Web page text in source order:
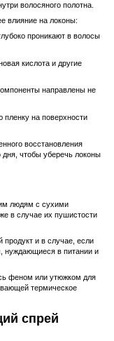
волосяного полотна.
влияние на локоны:
проникают в волосы
кислота и другие
направлены не
на поверхности
восстановления
дня, чтобы уберечь локоны
людям с сухими
в случае их пушистости
продукт и в случае, если
нуждающиеся в питании и
феном или утюжком для
термическое
спрей